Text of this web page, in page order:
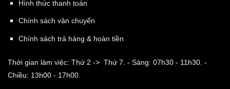
Hình thức thanh toán
Chính sách vận chuyển
Chính sách trả hàng & hoàn tiền
Thời gian làm việc: Thứ 2 -> Thứ 7. - Sáng: 07h30 - 11h30. -
Chiều: 13h00 - 17h00.